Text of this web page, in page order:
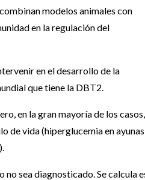
modelos animales con
en la regulación del
en el desarrollo de la
que tiene la DBT2.
en la gran mayoría de los
de vida (hiperglucemia en ayunas,
sea diagnosticado. Se calcula